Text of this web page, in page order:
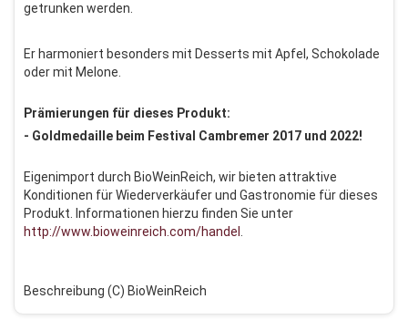
getrunken werden.
Er harmoniert besonders mit Desserts mit Apfel, Schokolade
oder mit Melone.
Prämierungen für dieses Produkt:
- Goldmedaille beim Festival Cambremer 2017 und 2022!
Eigenimport durch BioWeinReich, wir bieten attraktive
Konditionen für Wiederverkäufer und Gastronomie für dieses
Produkt. Informationen hierzu finden Sie unter
http://www.bioweinreich.com/handel
Beschreibung (C) BioWeinReich